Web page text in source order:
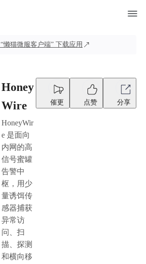
“懒猫微服客户端” 下载应用
Honey
Wire
HoneyWir
e 是面向
内网的高
信号蜜罐
告警中
枢，用少
量诱饵传
感器捕获
异常访
问、扫
描、探测
和横向移
催更 点赞 分享